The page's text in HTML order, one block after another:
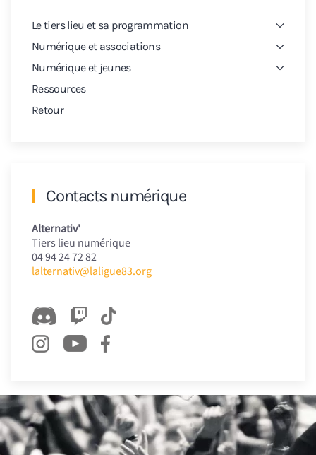
Le tiers lieu et sa programmation
Numérique et associations
Numérique et jeunes
Ressources
Retour
Contacts numérique
Alternativ'
Tiers lieu numérique
04 94 24 72 82
lalternativ@laligue83.org